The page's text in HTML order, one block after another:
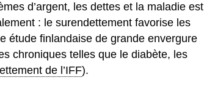
d’argent, les dettes et la maladie est
: le surendettement favorise les
étude finlandaise de grande envergure
chroniques telles que le diabète, les
de l’IFF).